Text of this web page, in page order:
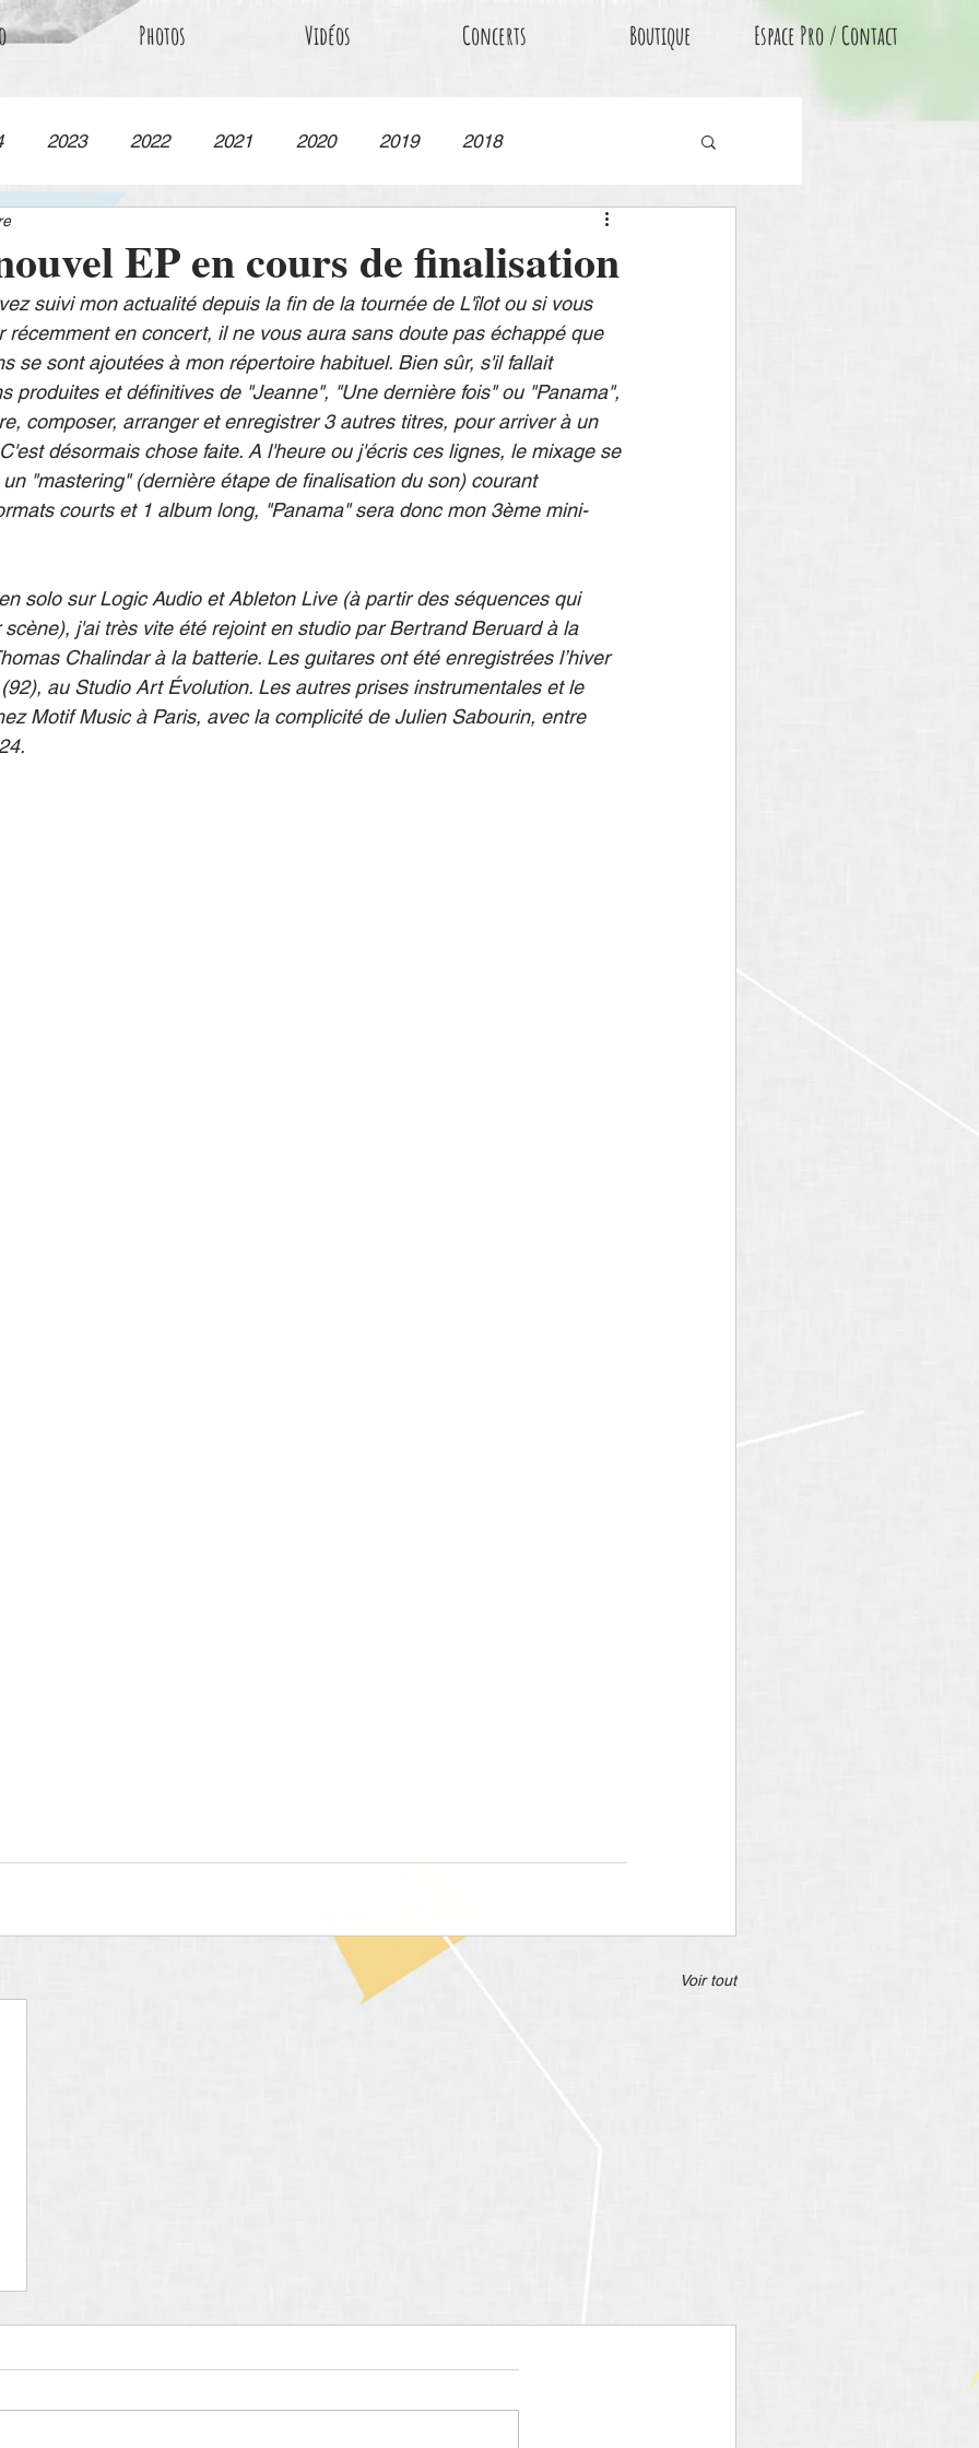
Photos Vidéos Concerts Boutique Espace Pro / Contact
2023 2022 2021 2020 2019 2018
EP en cours de finalisation
suivi mon actualité depuis la fin de la tournée de L'îlot ou si vous
récemment en concert, il ne vous aura sans doute pas échappé que
se sont ajoutées à mon répertoire habituel. Bien sûr, s'il fallait
produites et définitives de "Jeanne", "Une dernière fois" ou "Panama",
composer, arranger et enregistrer 3 autres titres, pour arriver à un
désormais chose faite. A l'heure ou j'écris ces lignes, le mixage se
"mastering" (dernière étape de finalisation du son) courant
courts et 1 album long, "Panama" sera donc mon 3ème mini-
solo sur Logic Audio et Ableton Live (à partir des séquences qui
j'ai très vite été rejoint en studio par Bertrand Beruard à la
Chalindar à la batterie. Les guitares ont été enregistrées l’hiver
au Studio Art Évolution. Les autres prises instrumentales et le
Motif Music à Paris, avec la complicité de Julien Sabourin, entre
Voir tout